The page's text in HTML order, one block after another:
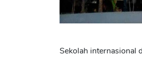
Sekolah internasional